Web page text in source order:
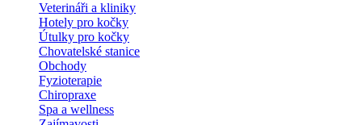
Veterináři a kliniky
Hotely pro kočky
Útulky pro kočky
Chovatelské stanice
Obchody
Fyzioterapie
Chiropraxe
Spa a wellness